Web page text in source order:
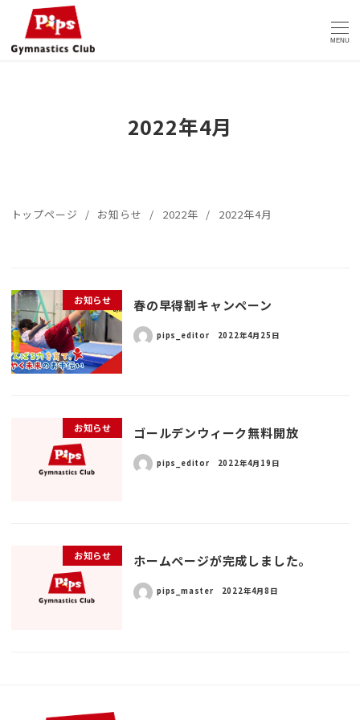
MENU
2022年4月
トップページ お知らせ 2022年 2022年4月
お知らせ 春の早得割キャンペーン
pips_editor 2022年4月25日
お知らせ ゴールデンウィーク無料開放
pips_editor 2022年4月19日
お知らせ ホームページが完成しました。
pips_master 2022年4月8日